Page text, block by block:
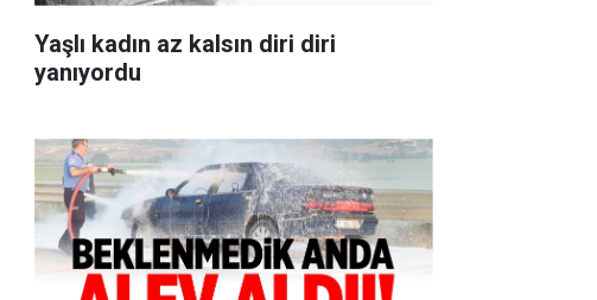
Yaşlı kadın az kalsın diri diri
yanıyordu